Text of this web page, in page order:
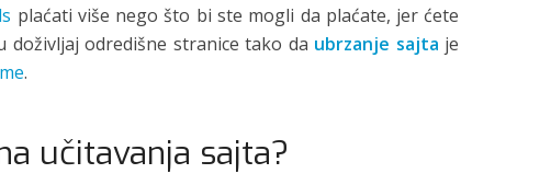
plaćati više nego što bi ste mogli da plaćate, jer ćete
odredišne stranice tako da ubrzanje sajta je
.
učitavanja sajta?